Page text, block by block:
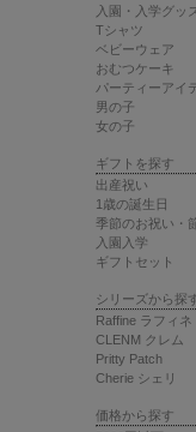
入園・入学グッ
Tシャツ
ベビーウェア
おむつケーキ
パーティーアイ
男の子
女の子
ギフトを探す
出産祝い
1歳の誕生日
季節のお祝い・
入園入学
ギフトセット
シリーズから探
Raffine ラフィネ
CLENM クレム
Pritty Patch
Cherie シェリ
価格から探す